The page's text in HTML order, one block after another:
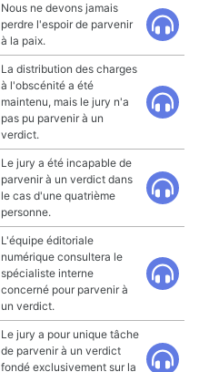
Nous ne devons jamais
perdre l'espoir de parvenir
à la paix.
La distribution des charges
à l'obscénité a été
maintenu, mais le jury n'a
pas pu parvenir à un
verdict.
Le jury a été incapable de
parvenir à un verdict dans
le cas d'une quatrième
personne.
L'équipe éditoriale
numérique consultera le
spécialiste interne
concerné pour parvenir à
un verdict.
Le jury a pour unique tâche
de parvenir à un verdict
fondé exclusivement sur la